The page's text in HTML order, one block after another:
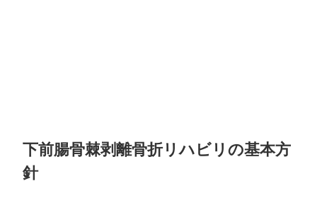
下前腸骨棘剥離骨折リハビリの基本方
針